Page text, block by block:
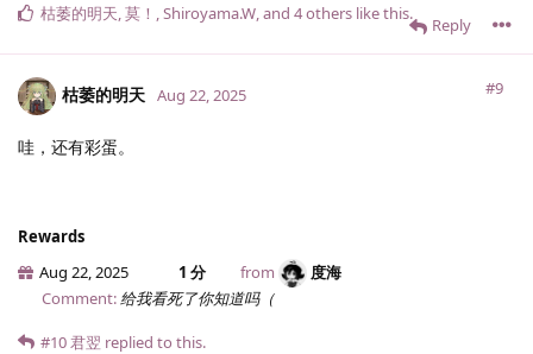
Reply
枯萎的明天,莫！ ,Shiroyama.​W, and 4others like this.
枯萎的明天 #9
Aug 22, 2025
哇，还有彩蛋。
Rewards
Aug 22, 2025
1 分 from
度海
Comment:给我看死了你知道吗（
#10君翌 replied to this.